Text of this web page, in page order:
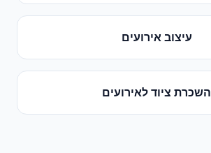
עיצוב אירועים
השכרת ציוד לאירועים